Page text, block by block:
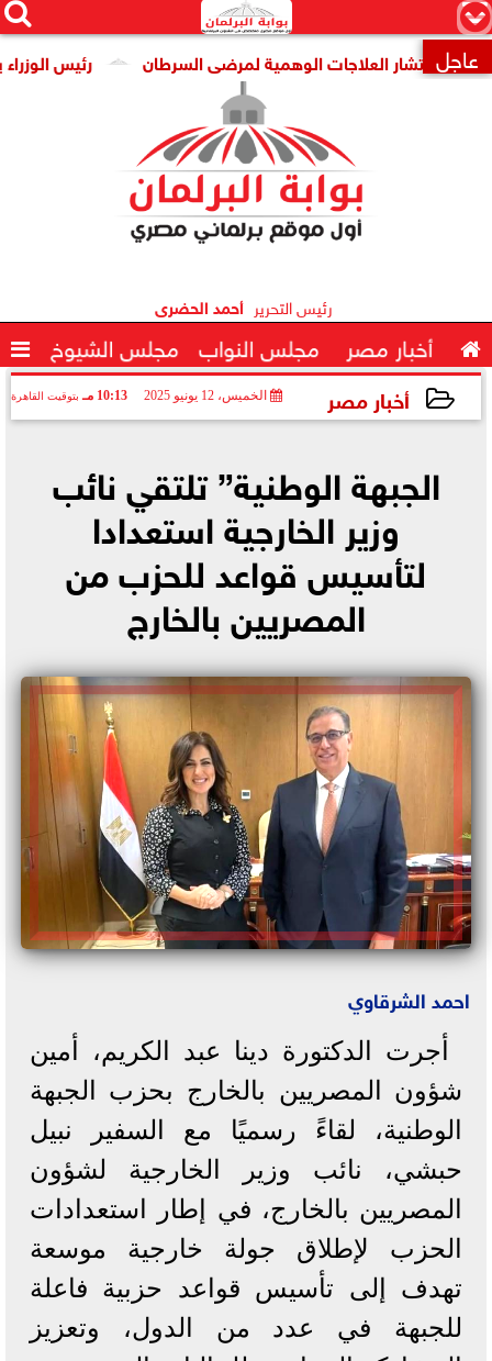
×


 عاجل رئيس الوزراء انتشار العلاجات الوهمية لمرضى السرطان
رئيس التحرير أحمد الحضرى
 أخبار مصر مجلس النواب مجلس الشيوخ 
أخبار مصر الخميس، 12 يونيو 2025 10:13 مـ بتوقيت القاهرة
الجبهة الوطنية” تلتقي نائب
وزير الخارجية استعدادا
لتأسيس قواعد للحزب من
المصريين بالخارج
احمد الشرقاوي
أجرت الدكتورة دينا عبد الكريم، أمين
شؤون المصريين بالخارج بحزب الجبهة
الوطنية، لقاءً رسميًا مع السفير نبيل
حبشي، نائب وزير الخارجية لشؤون
المصريين بالخارج، في إطار استعدادات
الحزب لإطلاق جولة خارجية موسعة
تهدف إلى تأسيس قواعد حزبية فاعلة
للجبهة في عدد من الدول، وتعزيز